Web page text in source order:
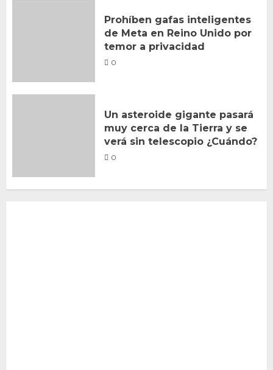
Prohíben gafas inteligentes
de Meta en Reino Unido por
temor a privacidad
0
Un asteroide gigante pasará
muy cerca de la Tierra y se
verá sin telescopio ¿Cuándo?
0